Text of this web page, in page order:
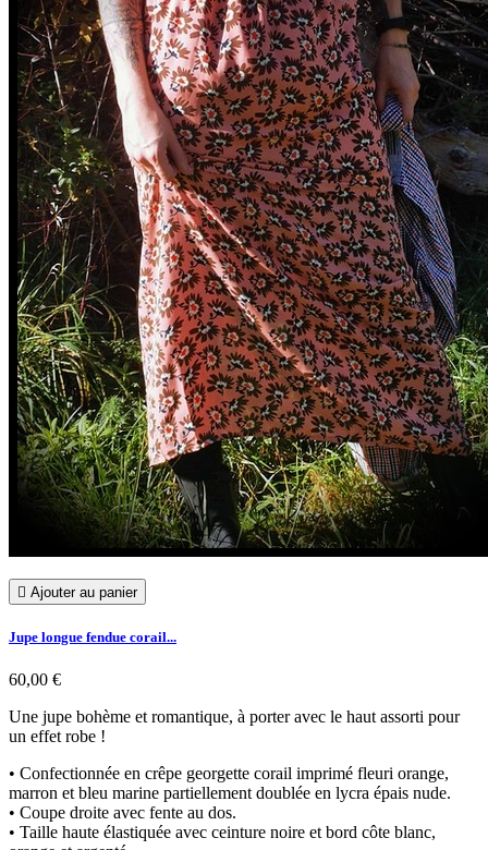
 Ajouter au panier
Jupe longue fendue corail...
60,00 €
Une jupe bohème et romantique, à porter avec le haut assorti pour
un effet robe !
• Confectionnée en crêpe georgette corail imprimé fleuri orange,
marron et bleu marine partiellement doublée en lycra épais nude.
• Coupe droite avec fente au dos.
• Taille haute élastiquée avec ceinture noire et bord côte blanc,